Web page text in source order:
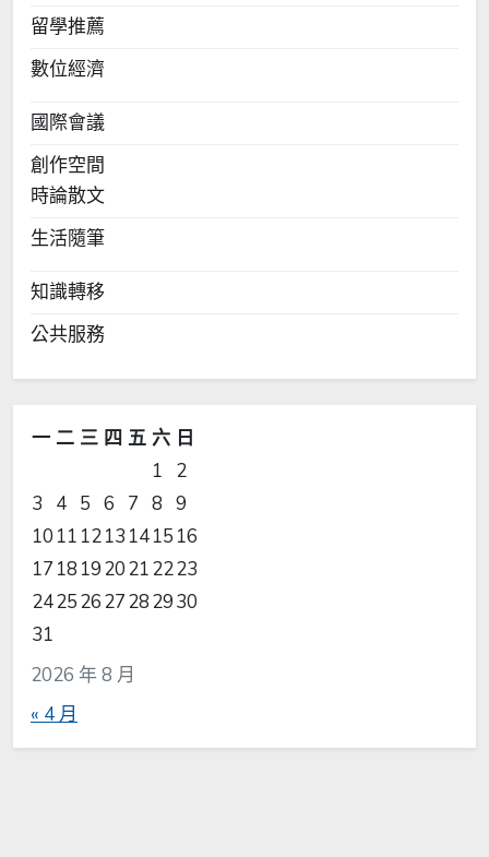
留學推薦
數位經濟
國際會議
創作空間
時論散文
生活隨筆
知識轉移
公共服務
2026 年 8 月
一 二 三 四 五 六 日
1
2
3
4 5 6 7 8 9
10 11 1213 1415 16
17 18 1920212223
24252627282930
31
« 4 月